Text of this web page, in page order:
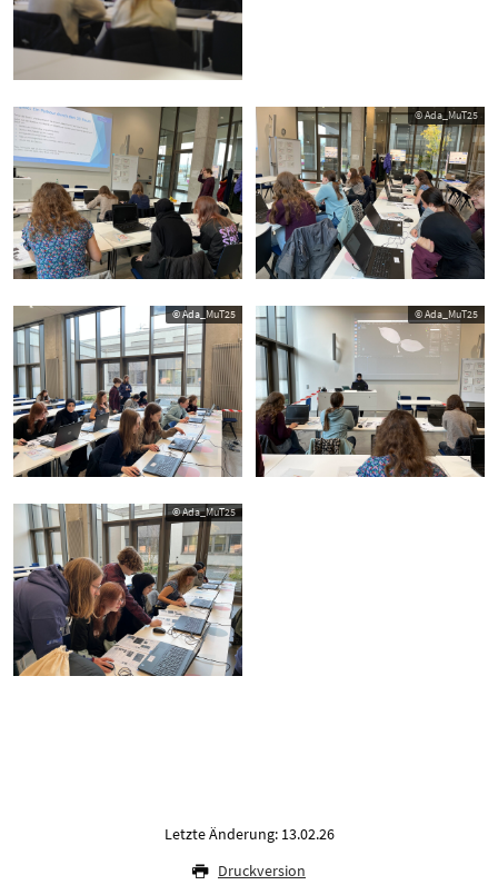
© Ada_MuT25
© Ada_MuT25 © Ada_MuT25
© Ada_MuT25
Letzte Änderung: 13.02.26
Druckversion